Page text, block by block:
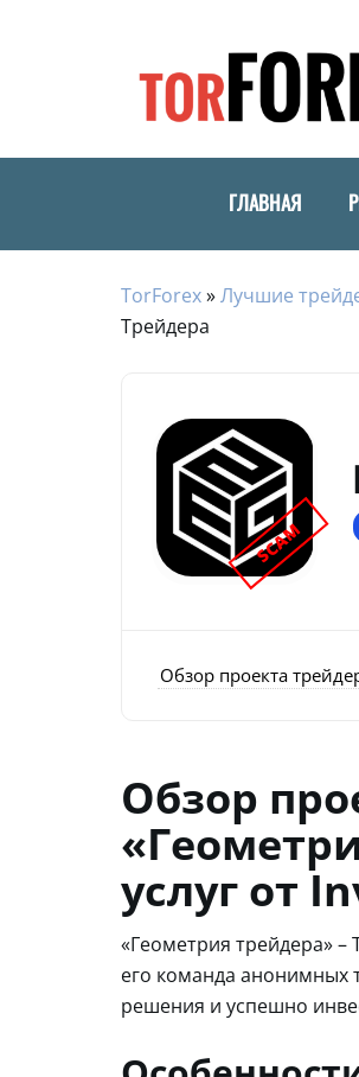
ГЛАВНАЯ
TorForex»Лучшие
Трейдера
SCAM
Обзор проекта
Обзор
услуг от
«Геометрия трейдера»
его команда анонимных
решения и успешно